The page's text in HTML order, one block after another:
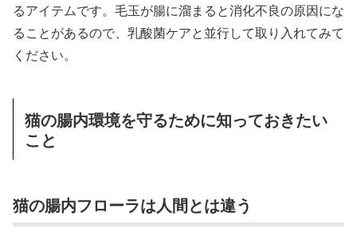
るアイテムです。毛玉が腸に溜まると消化不良の原因にな
ることがあるので、乳酸菌ケアと並行して取り入れてみて
ください。
猫の腸内環境を守るために知っておきたい
こと
猫の腸内フローラは人間とは違う